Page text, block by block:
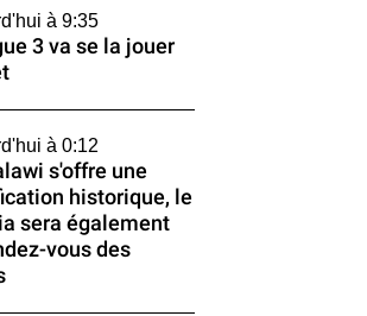
à 9:35
3 va se la jouer
à 0:12
s'offre une
historique, le
sera également
vous des